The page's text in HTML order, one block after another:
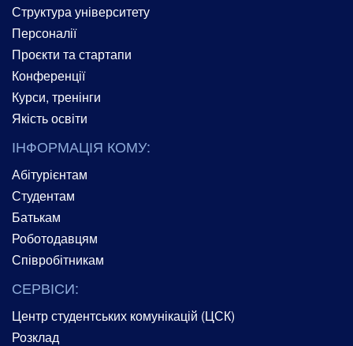
Структура університету
Персоналії
Проєкти та стартапи
Конференції
Курси, тренінги
Якість освіти
ІНФОРМАЦІЯ КОМУ:
Абітурієнтам
Студентам
Батькам
Роботодавцям
Співробітникам
СЕРВІСИ:
Центр студентських комунікацій (ЦСК)
Розклад